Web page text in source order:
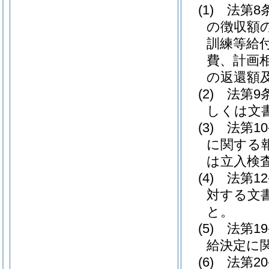
(1)
法第8
の徴収額
訓練等給
費、計画
の返還額
(2)
法第9
しくは文
(3)
法第
に関する
は立入検
(4)
法第
対する文
と。
(5)
法第
給決定に
(6)
法第